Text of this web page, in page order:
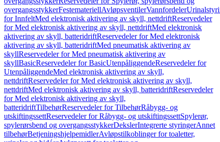
overgangsstykkerFestemateriellAvløpsventilerVannfordeler
for InnfeltMed elektronisk aktivering av skyll, nettdriftReservedeler
for Med elektronisk aktivering av skyll, nettdriftMed elektronisk
aktivering av skyll, batteridriftReservedeler for Med elektronisk
aktivering av skyll, batteridriftMed pneumatisk aktivering av
skyllReservedeler for Med pneumatisk aktivering av
skyllBasicReservedeler for BasicUtenpåliggendeReservedeler for
UtenpåliggendeMed elektronisk aktivering av skyll,
nettdriftReservedeler for Med elektronisk aktivering av skyll,
nettdriftMed elektronisk aktivering av skyll, batteridriftReservedeler
for Med elektronisk aktivering av skyll,
batteridriftTilbehørReservedeler for TilbehørRåbygg- og
utskiftingssettReservedeler for Råbygg- og utskiftingssettSpylerør,
spylerørsbend og overgangsstykkerDekslerIntegrerte styringerAnnet
tilbehørBetjeningshjelpemidlerAvløpstilkoblinger for toaletter,